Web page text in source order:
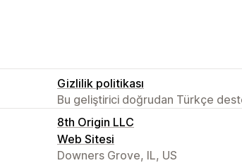
Gizlilik politikası
Bu geliştirici doğrudan Türkçe
8th Origin LLC
Web Sitesi
Downers Grove, IL, US